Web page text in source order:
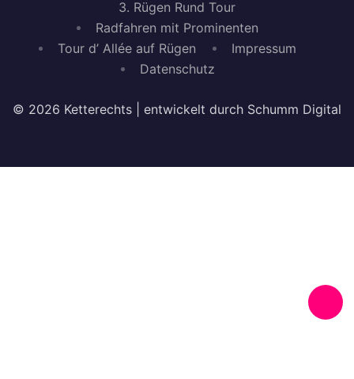
3. Rügen Rund Tour
Radfahren mit Prominenten
Tour d’ Allée auf Rügen
Impressum
Datenschutz
© 2026 Ketterechts | entwickelt durch Schumm Digital